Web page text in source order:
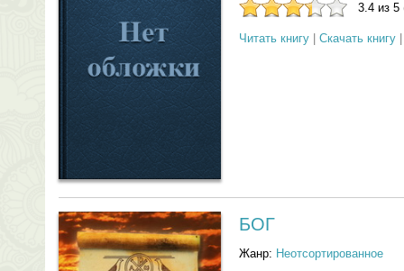
3.4 из 5
Читать книгу Скачать книгу
БОГ
Жанр: Неотсортированное